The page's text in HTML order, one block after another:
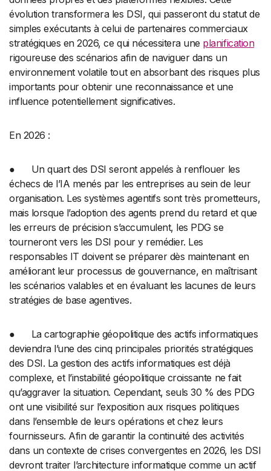
évolution transformera les DSI, qui passeront du statut de
simples exécutants à celui de partenaires commerciaux
stratégiques en 2026, ce qui nécessitera une planification
rigoureuse des scénarios afin de naviguer dans un
environnement volatile tout en absorbant des risques plus
importants pour obtenir une reconnaissance et une
influence potentiellement significatives.
En 2026 :
● Un quart des DSI seront appelés à renflouer les
échecs de l’IA menés par les entreprises au sein de leur
organisation. Les systèmes agentifs sont très prometteurs,
mais lorsque l’adoption des agents prend du retard et que
les erreurs de précision s’accumulent, les PDG se
tourneront vers les DSI pour y remédier. Les
responsables IT doivent se préparer dès maintenant en
améliorant leur processus de gouvernance, en maîtrisant
les scénarios valables et en évaluant les lacunes de leurs
stratégies de base agentives.
● La cartographie géopolitique des actifs informatiques
deviendra l’une des cinq principales priorités stratégiques
des DSI. La gestion des actifs informatiques est déjà
complexe, et l’instabilité géopolitique croissante ne fait
qu’aggraver la situation. Cependant, seuls 30 % des PDG
ont une visibilité sur l’exposition aux risques politiques
dans l’ensemble de leurs opérations et chez leurs
fournisseurs. Afin de garantir la continuité des activités
dans un contexte de crises convergentes en 2026, les DSI
devront traiter l’architecture informatique comme un actif